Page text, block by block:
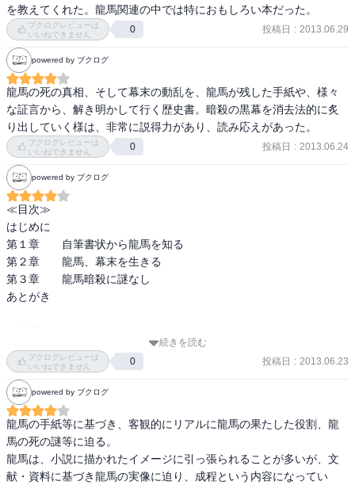
を教えてくれた。龍馬関連の中では特におもしろい本だった。
ブクログレビューは
いいねできません
0 投稿日 : 2013.06.29
powered by ブクログ
龍馬の死の真相、そして幕末の動乱を、龍馬が残した手紙や、様々
な証言から、解き明かして行く歴史書。暗殺の黒幕を消去法的に炙
り出していく様は、非常に説得力があり、読み応えがあった。
ブクログレビューは
いいねできません
0 投稿日 : 2013.06.24
powered by ブクログ
≪目次≫
はじめに
第１章　　自筆書状から龍馬を知る
第２章　　龍馬、幕末を生きる
第３章　　龍馬暗殺に謎なし
あとがき
『武士の家計簿』の磯田先生の本。磯田先生がとても信頼できるの
は、文献をきちんと読みこんでいるから。龍馬の生き方、その暗殺
の謎ともに、わかりやすく書かれています（謎の解読は読んでから
にしてください）。元本は２０１０年刊のものですが、文庫になっ
て手に取りやすいので、幕末ファンの方は是非！。龍馬の魅力は少
しも変わってませんから…。
続きを読む
ブクログレビューは
いいねできません
0 投稿日 : 2013.06.23
powered by ブクログ
龍馬の手紙等に基づき、客観的にリアルに龍馬の果たした役割、龍
馬の死の謎等に迫る。
龍馬は、小説に描かれたイメージに引っ張られることが多いが、文
献・資料に基づき龍馬の実像に迫り、成程という内容になってい